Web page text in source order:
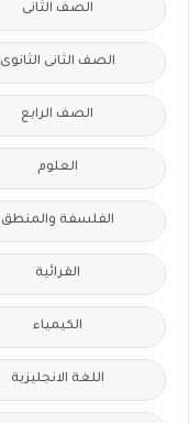
الصف الثانى
الصف الثانى الثانوى
الصف الرابع
العلوم
الفلسفة والمنطق
القرائية
الكيمياء
اللغة الانجليزية